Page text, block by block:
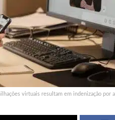
virtuais resultam em indenização por